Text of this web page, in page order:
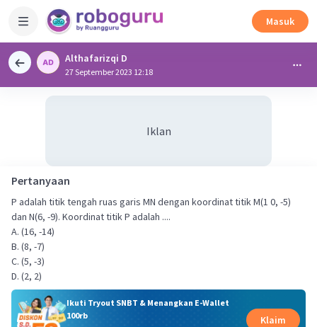
Masuk
Althafarizqi D
27 September 2023 12:18
Iklan
Pertanyaan
P adalah titik tengah ruas garis MN dengan koordinat titik M(1 0, -5)
dan N(6, -9). Koordinat titik P adalah ....
A. (16, -14)
B. (8, -7)
C. (5, -3)
D. (2, 2)
Ikuti Tryout SNBT & Menangkan E-Wallet
100rb
Klaim